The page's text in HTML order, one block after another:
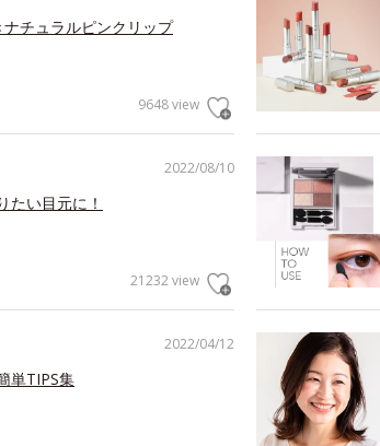
チュラルピンクリップ
9648 view
2022/08/10
たい目元に！
21232 view
2022/04/12
単TIPS集